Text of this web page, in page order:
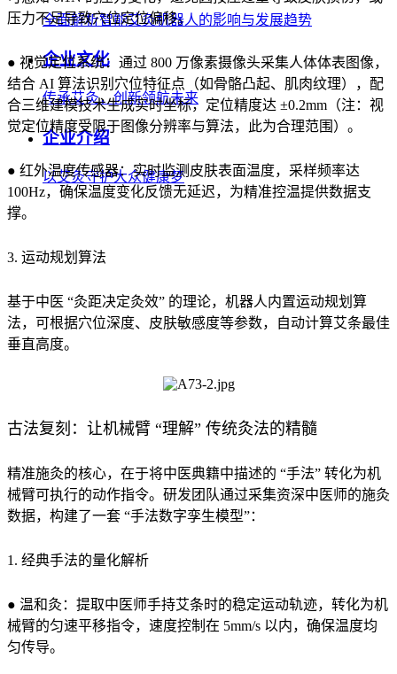
全面解析智能艾灸机器人的影响与发展趋势
企业文化
传承艾灸，创新领航未来
企业介绍
以艾灸守护大众健康梦
压力不足导致穴位定位偏移。
● 视觉定位系统：通过 800 万像素摄像头采集人体体表图像，
结合 AI 算法识别穴位特征点（如骨骼凸起、肌肉纹理），配
合三维建模技术生成实时坐标，定位精度达 ±0.2mm（注：视
觉定位精度受限于图像分辨率与算法，此为合理范围）。
● 红外温度传感器：实时监测皮肤表面温度，采样频率达
100Hz，确保温度变化反馈无延迟，为精准控温提供数据支
撑。
3. 运动规划算法
基于中医 “灸距决定灸效” 的理论，机器人内置运动规划算
法，可根据穴位深度、皮肤敏感度等参数，自动计算艾条最佳
垂直高度。
古法复刻：让机械臂 “理解” 传统灸法的精髓
精准施灸的核心，在于将中医典籍中描述的 “手法” 转化为机
械臂可执行的动作指令。研发团队通过采集资深中医师的施灸
数据，构建了一套 “手法数字孪生模型”：
1. 经典手法的量化解析
● 温和灸：提取中医师手持艾条时的稳定运动轨迹，转化为机
械臂的匀速平移指令，速度控制在 5mm/s 以内，确保温度均
匀传导。